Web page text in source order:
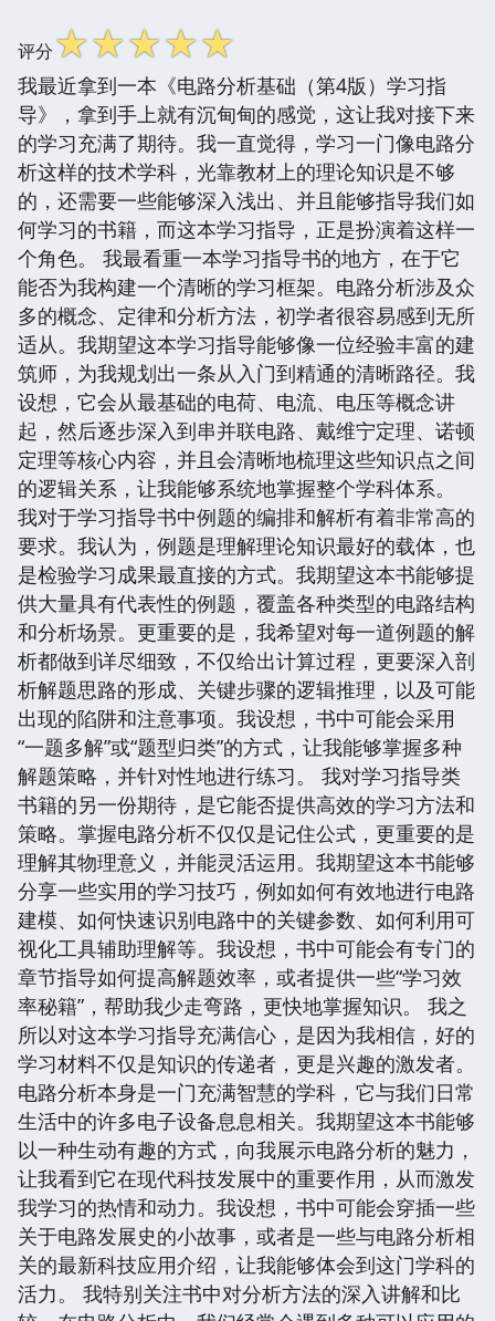
评分☆☆☆☆☆
我最近拿到一本《电路分析基础（第4版）学习指
导》，拿到手上就有沉甸甸的感觉，这让我对接下来
的学习充满了期待。我一直觉得，学习一门像电路分
析这样的技术学科，光靠教材上的理论知识是不够
的，还需要一些能够深入浅出、并且能够指导我们如
何学习的书籍，而这本学习指导，正是扮演着这样一
个角色。 我最看重一本学习指导书的地方，在于它
能否为我构建一个清晰的学习框架。电路分析涉及众
多的概念、定律和分析方法，初学者很容易感到无所
适从。我期望这本学习指导能够像一位经验丰富的建
筑师，为我规划出一条从入门到精通的清晰路径。我
设想，它会从最基础的电荷、电流、电压等概念讲
起，然后逐步深入到串并联电路、戴维宁定理、诺顿
定理等核心内容，并且会清晰地梳理这些知识点之间
的逻辑关系，让我能够系统地掌握整个学科体系。
我对于学习指导书中例题的编排和解析有着非常高的
要求。我认为，例题是理解理论知识最好的载体，也
是检验学习成果最直接的方式。我期望这本书能够提
供大量具有代表性的例题，覆盖各种类型的电路结构
和分析场景。更重要的是，我希望对每一道例题的解
析都做到详尽细致，不仅给出计算过程，更要深入剖
析解题思路的形成、关键步骤的逻辑推理，以及可能
出现的陷阱和注意事项。我设想，书中可能会采用
“一题多解”或“题型归类”的方式，让我能够掌握多种
解题策略，并针对性地进行练习。 我对学习指导类
书籍的另一份期待，是它能否提供高效的学习方法和
策略。掌握电路分析不仅仅是记住公式，更重要的是
理解其物理意义，并能灵活运用。我期望这本书能够
分享一些实用的学习技巧，例如如何有效地进行电路
建模、如何快速识别电路中的关键参数、如何利用可
视化工具辅助理解等。我设想，书中可能会有专门的
章节指导如何提高解题效率，或者提供一些“学习效
率秘籍”，帮助我少走弯路，更快地掌握知识。 我之
所以对这本学习指导充满信心，是因为我相信，好的
学习材料不仅是知识的传递者，更是兴趣的激发者。
电路分析本身是一门充满智慧的学科，它与我们日常
生活中的许多电子设备息息相关。我期望这本书能够
以一种生动有趣的方式，向我展示电路分析的魅力，
让我看到它在现代科技发展中的重要作用，从而激发
我学习的热情和动力。我设想，书中可能会穿插一些
关于电路发展史的小故事，或者是一些与电路分析相
关的最新科技应用介绍，让我能够体会到这门学科的
活力。 我特别关注书中对分析方法的深入讲解和比